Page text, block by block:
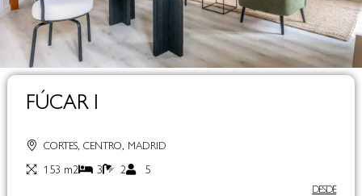
FÚCAR I
CORTES, CENTRO, MADRID
153 m2 3 2 5
DESDE